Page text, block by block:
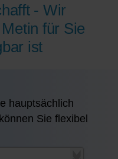
- Wir
für Sie
ist
hauptsächlich
Sie flexibel